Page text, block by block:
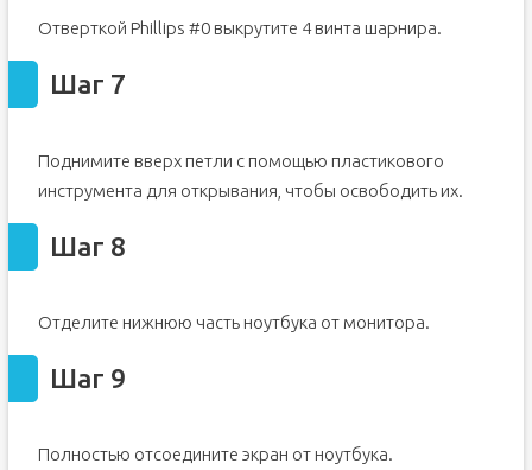
Отверткой Phillips #0 выкрутите 4 винта шарнира.
Шаг 7
Поднимите вверх петли с помощью пластикового
инструмента для открывания, чтобы освободить их.
Шаг 8
Отделите нижнюю часть ноутбука от монитора.
Шаг 9
Полностью отсоедините экран от ноутбука.